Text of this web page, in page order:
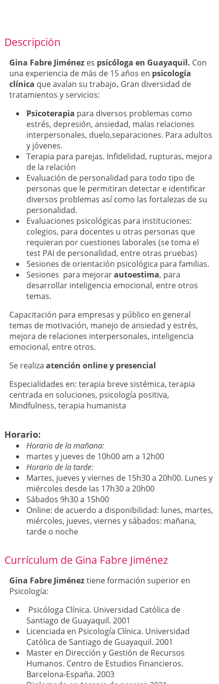
Descripción
Gina Fabre Jiménezes psicóloga en Guayaquil. Con
una experiencia de más de 15 años en psicología
clínica que avalan su trabajo. Gran diversidad de
tratamientos y servicios:
Psicoterapia para diversos problemas como
estrés, depresión, ansiedad, malas relaciones
interpersonales, duelo,separaciones. Para adultos
y jóvenes.
Terapia para parejas. Infidelidad, rupturas, mejora
de la relación
Evaluación de personalidad para todo tipo de
personas que le permitiran detectar e identificar
diversos problemas así como las fortalezas de su
personalidad.
Evaluaciones psicológicas para instituciones:
colegios, para docentes u otras personas que
requieran por cuestiones laborales (se toma el
test PAI de personalidad, entre otras pruebas)
Sesiones de orientación psicológica para familias.
Sesiones para mejorarautoestima, para
desarrollar inteligencia emocional, entre otros
temas.
Capacitación para empresas y público en general
temas de motivación, manejo de ansiedad y estrés,
mejora de relaciones interpersonales, inteligencia
emocional, entre otros.
Se realiza atención online y presencial
Especialidades en: terapia breve sistémica, terapia
centrada en soluciones, psicología positiva,
Mindfulness, terapia humanista
Horario:
Horario de la mañana:
martes y jueves de 10h00 am a 12h00
Horario de la tarde:
Martes, jueves y viernes de 15h30 a 20h00. Lunes y
miércoles desde las 17h30 a 20h00
Sábados 9h30 a 15h00
Online: de acuerdo a disponibilidad: lunes, martes,
miércoles, jueves, viernes y sábados: mañana,
tarde o noche
Currículum de Gina Fabre Jiménez
Gina Fabre Jiméneztiene formación superior en
Psicología:
Psicóloga Clínica. Universidad Católica de
Santiago de Guayaquil. 2001
Licenciada en Psicología Clínica. Universidad
Católica de Santiago de Guayaquil. 2001
Master en Dirección y Gestión de Recursos
Humanos. Centro de Estudios Financieros.
Barcelona-España. 2003